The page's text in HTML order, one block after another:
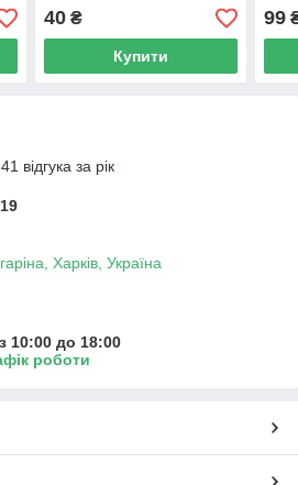
40₴
Купити
99
відгука за рік
Харків, Україна
10:00 до 18:00
роботи